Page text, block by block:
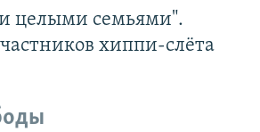
целыми семьями".
хиппи-слёта